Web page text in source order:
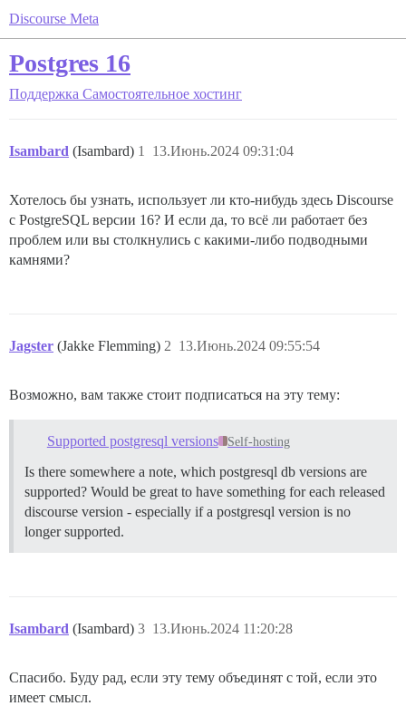
Discourse Meta
Postgres 16
Поддержка Самостоятельное хостинг
Isambard (Isambard) 13.Июнь.2024 09:31:04
1
Хотелось бы узнать, использует ли кто-нибудь здесь Discourse
с PostgreSQL версии 16? И если да, то всё ли работает без
проблем или вы столкнулись с какими-либо подводными
камнями?
Jagster (Jakke Flemming) 13.Июнь.2024 09:55:54
2
Возможно, вам также стоит подписаться на эту тему:
Supported postgresql versions Self-hosting
Is there somewhere a note, which postgresql db versions are
supported? Would be great to have something for each released
discourse version - especially if a postgresql version is no
longer supported.
Isambard (Isambard) 13.Июнь.2024 11:20:28
3
Спасибо. Буду рад, если эту тему объединят с той, если это
имеет смысл.